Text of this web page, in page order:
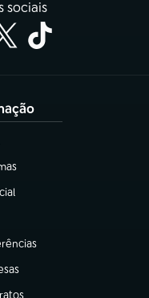
sociais
aba)
aba)